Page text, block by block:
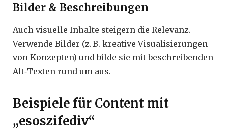
Bilder & Beschreibungen
Auch visuelle Inhalte steigern die Relevanz.
Verwende Bilder (z. B. kreative Visualisierungen
von Konzepten) und bilde sie mit beschreibenden
Alt‑Texten rund um aus.
Beispiele für Content mit
„esoszifediv“